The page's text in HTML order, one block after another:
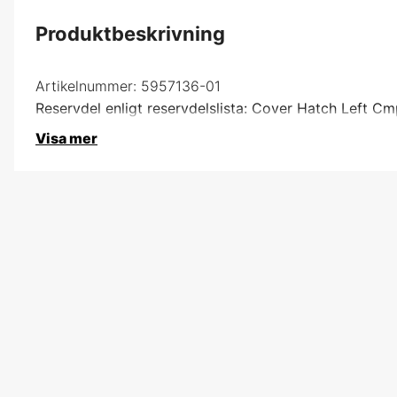
Produktbeskrivning
Artikelnummer: 5957136-01
Reservdel enligt reservdelslista: Cover Hatch Left
Visa mer